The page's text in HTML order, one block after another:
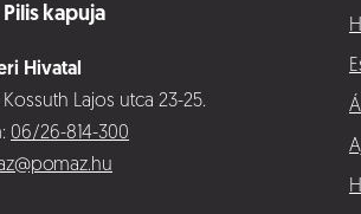
Pilis kapuja
Hivatal
Kossuth Lajos utca 23-25.
06/26-814-300